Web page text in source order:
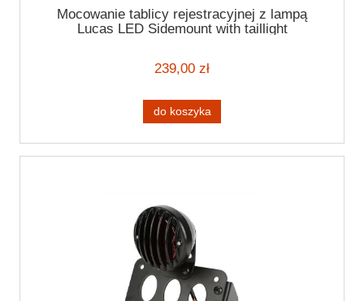
Mocowanie tablicy rejestracyjnej z lampą
Lucas LED Sidemount with taillight
239,00 zł
do koszyka